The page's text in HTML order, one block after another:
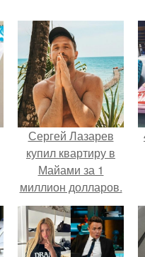
Сергей Лазарев
купил квартиру в
Майами за 1
миллион долларов.